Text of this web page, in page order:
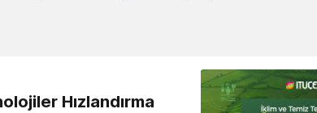
Hızlandırma